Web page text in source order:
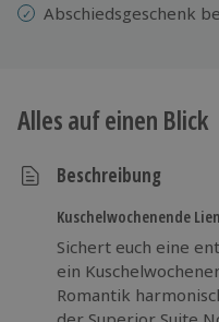
Abschiedsgeschenk
Alles auf einen Blick
Beschreibung
Kuschelwochenende
Sichert euch eine
ein
Romantik